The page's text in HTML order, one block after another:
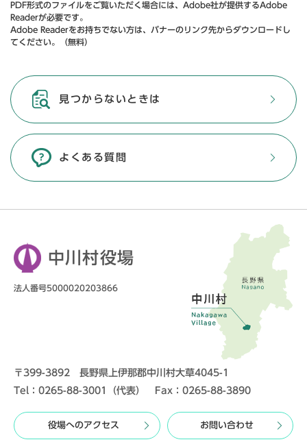
PDF形式のファイルをご覧いただく場合には、Adobe社が提供するAdobe
Readerが必要です。
Adobe Readerをお持ちでない方は、バナーのリンク先からダウンロードし
てください。（無料）
見つからないときは
よくある質問
中川村役場
法人番号5000020203866
〒399-3892 長野県上伊那郡中川村大草4045-1
Tel：0265-88-3001（代表） Fax：0265-88-3890
役場へのアクセス お問い合わせ